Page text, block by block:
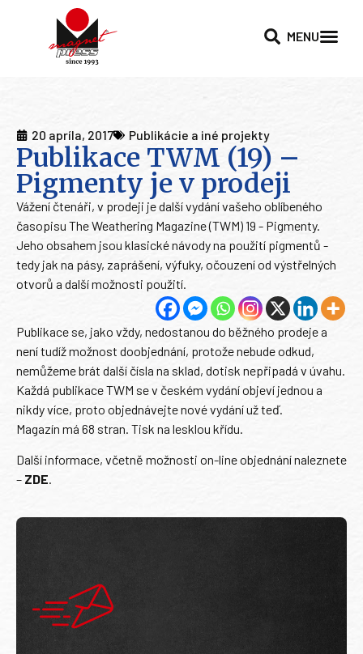
MENU
20 apríla, 2017 Publikácie a iné projekty
Publikace TWM (19) –
Pigmenty je v prodeji
Vážení čtenáři, v prodeji je další vydání vašeho oblíbeného
časopisu The Weathering Magazine (TWM) 19 - Pigmenty.
Jeho obsahem jsou klasické návody na použití pigmentů -
tedy jak na pásy, zaprášení, výfuky, očouzení od výstřelných
otvorů a další možnosti použití.
Publikace se, jako vždy, nedostanou do běžného prodeje a
není tudíž možnost doobjednání, protože nebude odkud,
nemůžeme brát další čísla na sklad, dotisk nepřipadá v úvahu.
Každá publikace TWM se v českém vydání objeví jednou a
nikdy více, proto objednávejte nové vydání už teď.
Magazín má 68 stran. Tisk na lesklou křídu.
Další informace, včetně možnosti on-line objednání naleznete
– ZDE.